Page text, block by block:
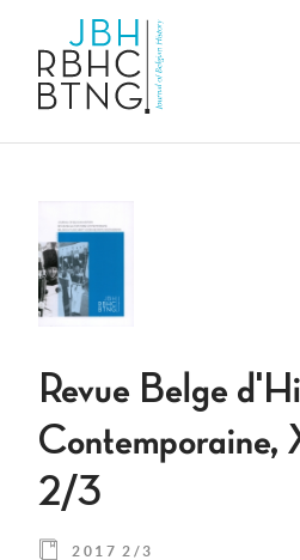
Revue Belge
2/3
2017 2/3